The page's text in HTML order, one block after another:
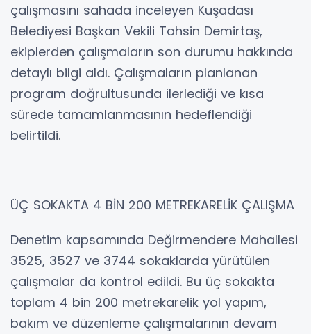
çalışmasını sahada inceleyen Kuşadası
Belediyesi Başkan Vekili Tahsin Demirtaş,
ekiplerden çalışmaların son durumu hakkında
detaylı bilgi aldı. Çalışmaların planlanan
program doğrultusunda ilerlediği ve kısa
sürede tamamlanmasının hedeflendiği
belirtildi.
ÜÇ SOKAKTA 4 BİN 200 METREKARELİK ÇALIŞMA
Denetim kapsamında Değirmendere Mahallesi
3525, 3527 ve 3744 sokaklarda yürütülen
çalışmalar da kontrol edildi. Bu üç sokakta
toplam 4 bin 200 metrekarelik yol yapım,
bakım ve düzenleme çalışmalarının devam